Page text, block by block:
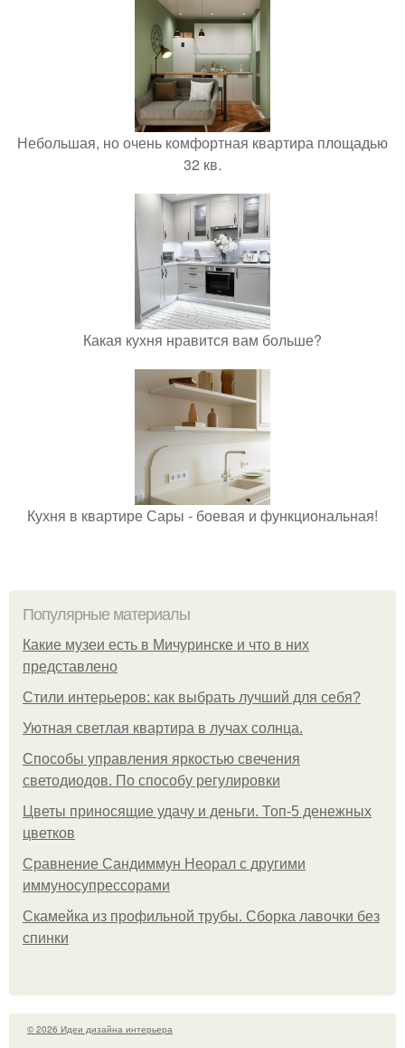
Небольшая, но очень комфортная квартира площадью
32 кв.
Какая кухня нравится вам больше?
Кухня в квартире Сары - боевая и функциональная!
Популярные материалы
Какие музеи есть в Мичуринске и что в них
представлено
Стили интерьеров: как выбрать лучший для себя?
Уютная светлая квартира в лучах солнца.
Способы управления яркостью свечения
светодиодов. По способу регулировки
Цветы приносящие удачу и деньги. Топ-5 денежных
цветков
Сравнение Сандиммун Неорал с другими
иммуносупрессорами
Скамейка из профильной трубы. Сборка лавочки без
спинки
© 2026 Идеи дизайна интерьера